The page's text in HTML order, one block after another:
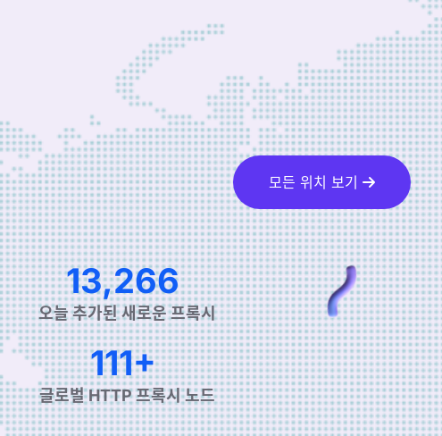
모든 위치 보기
22,366
오늘 추가된 새로운 프록시
190+
글로벌 HTTP 프록시 노드